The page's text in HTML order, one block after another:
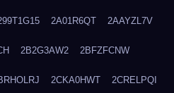
2A01R6QT 2AAYZL7V
2B2G3AW2 2BFZFCNW
2CKA0HWT 2CRELPQI